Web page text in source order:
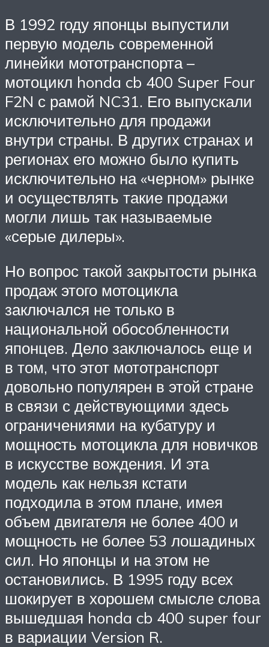
В 1992 году японцы выпустили
первую модель современной
линейки мототранспорта –
мотоцикл honda cb 400 Super Four
F2N с рамой NC31. Его выпускали
исключительно для продажи
внутри страны. В других странах и
регионах его можно было купить
исключительно на «черном» рынке
и осуществлять такие продажи
могли лишь так называемые
«серые дилеры».
Но вопрос такой закрытости рынка
продаж этого мотоцикла
заключался не только в
национальной обособленности
японцев. Дело заключалось еще и
в том, что этот мототранспорт
довольно популярен в этой стране
в связи с действующими здесь
ограничениями на кубатуру и
мощность мотоцикла для новичков
в искусстве вождения. И эта
модель как нельзя кстати
подходила в этом плане, имея
объем двигателя не более 400 и
мощность не более 53 лошадиных
сил. Но японцы и на этом не
остановились. В 1995 году всех
шокирует в хорошем смысле слова
вышедшая honda cb 400 super four
в вариации Version R.